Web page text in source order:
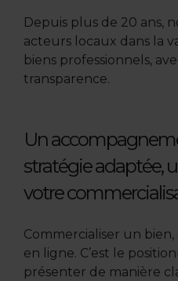
Depuis plus de 20 ans,
acteurs locaux dans la
biens professionnels,
transparence.
Un
stratégie adaptée,
votre
Commercialiser un
en ligne. C’est le
présenter de manière